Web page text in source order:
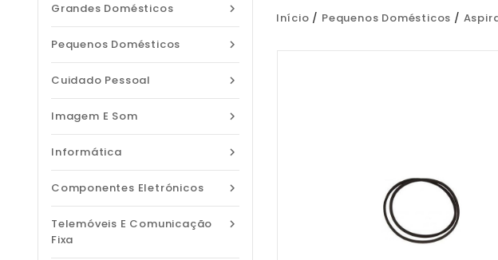

Grandes Domésticos

Pequenos Domésticos

Cuidado Pessoal

Imagem E Som

Informática

Componentes Eletrónicos

Telemóveis E Comunicação
Fixa
Início Pequenos Domésticos